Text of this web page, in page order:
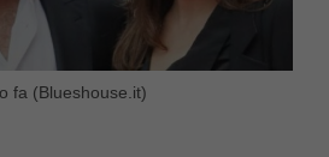
fa (Blueshouse.it)